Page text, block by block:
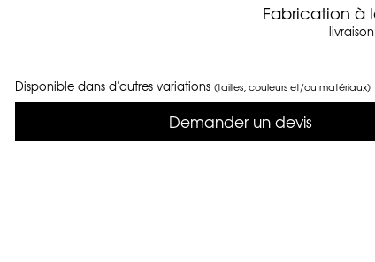
Fabrication à
Disponible dans d'autres variations (tailles, couleurs et/ou matériaux)
Demander un devis